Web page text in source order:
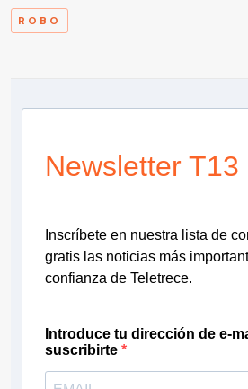
ROBO
Newsletter T13
Inscríbete en nuestra lista de
gratis las noticias más
confianza de Teletrece.
Introduce tu dirección de e-
suscribirte